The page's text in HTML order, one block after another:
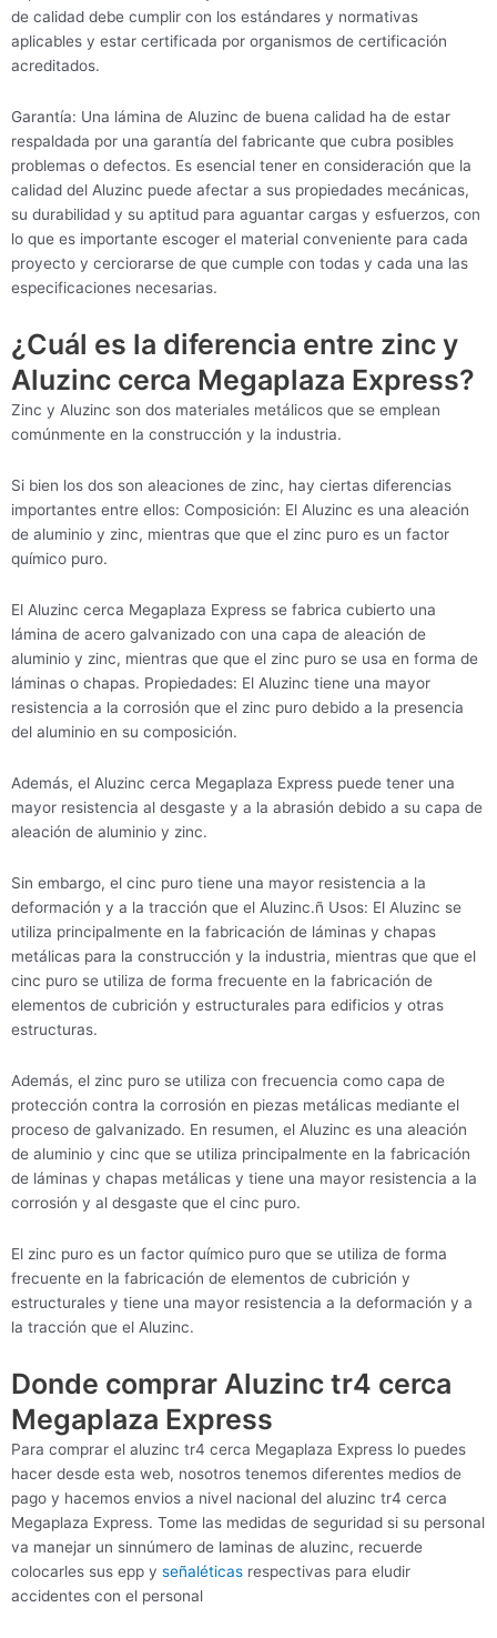
de calidad debe cumplir con los estándares y normativas
aplicables y estar certificada por organismos de certificación
acreditados.
Garantía: Una lámina de Aluzinc de buena calidad ha de estar
respaldada por una garantía del fabricante que cubra posibles
problemas o defectos. Es esencial tener en consideración que la
calidad del Aluzinc puede afectar a sus propiedades mecánicas,
su durabilidad y su aptitud para aguantar cargas y esfuerzos, con
lo que es importante escoger el material conveniente para cada
proyecto y cerciorarse de que cumple con todas y cada una las
especificaciones necesarias.
¿Cuál es la diferencia entre zinc y
Aluzinc cerca Megaplaza Express?
Zinc y Aluzinc son dos materiales metálicos que se emplean
comúnmente en la construcción y la industria.
Si bien los dos son aleaciones de zinc, hay ciertas diferencias
importantes entre ellos: Composición: El Aluzinc es una aleación
de aluminio y zinc, mientras que que el zinc puro es un factor
químico puro.
El Aluzinc cerca Megaplaza Express se fabrica cubierto una
lámina de acero galvanizado con una capa de aleación de
aluminio y zinc, mientras que que el zinc puro se usa en forma de
láminas o chapas. Propiedades: El Aluzinc tiene una mayor
resistencia a la corrosión que el zinc puro debido a la presencia
del aluminio en su composición.
Además, el Aluzinc cerca Megaplaza Express puede tener una
mayor resistencia al desgaste y a la abrasión debido a su capa de
aleación de aluminio y zinc.
Sin embargo, el cinc puro tiene una mayor resistencia a la
deformación y a la tracción que el Aluzinc.ñ Usos: El Aluzinc se
utiliza principalmente en la fabricación de láminas y chapas
metálicas para la construcción y la industria, mientras que que el
cinc puro se utiliza de forma frecuente en la fabricación de
elementos de cubrición y estructurales para edificios y otras
estructuras.
Además, el zinc puro se utiliza con frecuencia como capa de
protección contra la corrosión en piezas metálicas mediante el
proceso de galvanizado. En resumen, el Aluzinc es una aleación
de aluminio y cinc que se utiliza principalmente en la fabricación
de láminas y chapas metálicas y tiene una mayor resistencia a la
corrosión y al desgaste que el cinc puro.
El zinc puro es un factor químico puro que se utiliza de forma
frecuente en la fabricación de elementos de cubrición y
estructurales y tiene una mayor resistencia a la deformación y a
la tracción que el Aluzinc.
Donde comprar Aluzinc tr4 cerca
Megaplaza Express
Para comprar el aluzinc tr4 cerca Megaplaza Express lo puedes
hacer desde esta web, nosotros tenemos diferentes medios de
pago y hacemos envios a nivel nacional del aluzinc tr4 cerca
Megaplaza Express. Tome las medidas de seguridad si su personal
va manejar un sinnúmero de laminas de aluzinc, recuerde
colocarles sus epp y señaléticas respectivas para eludir
accidentes con el personal